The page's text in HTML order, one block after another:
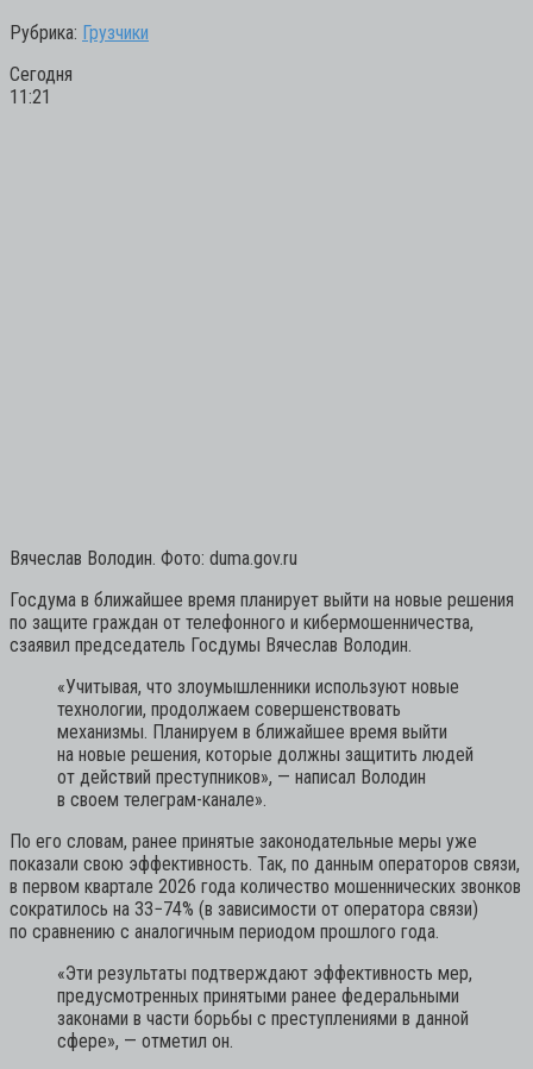
Рубрика: Грузчики
Сегодня
11:21
Вячеслав Володин. Фото: duma.gov.ru
Госдума в ближайшее время планирует выйти на новые решения
по защите граждан от телефонного и кибермошенничества,
сзаявил председатель Госдумы Вячеслав Володин.
«Учитывая, что злоумышленники используют новые
технологии, продолжаем совершенствовать
механизмы. Планируем в ближайшее время выйти
на новые решения, которые должны защитить людей
от действий преступников», — написал Володин
в своем телеграм-канале».
По его словам, ранее принятые законодательные меры уже
показали свою эффективность. Так, по данным операторов связи,
в первом квартале 2026 года количество мошеннических звонков
сократилось на 33−74% (в зависимости от оператора связи)
по сравнению с аналогичным периодом прошлого года.
«Эти результаты подтверждают эффективность мер,
предусмотренных принятыми ранее федеральными
законами в части борьбы с преступлениями в данной
сфере», — отметил он.